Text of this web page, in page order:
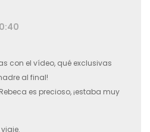
con el vídeo, qué exclusivas
al final!
es precioso, ¡estaba muy